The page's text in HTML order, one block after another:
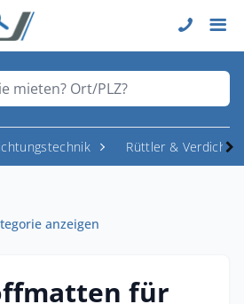
mieten? Ort/PLZ?
Rüttler & Verdichter
anzeigen
für